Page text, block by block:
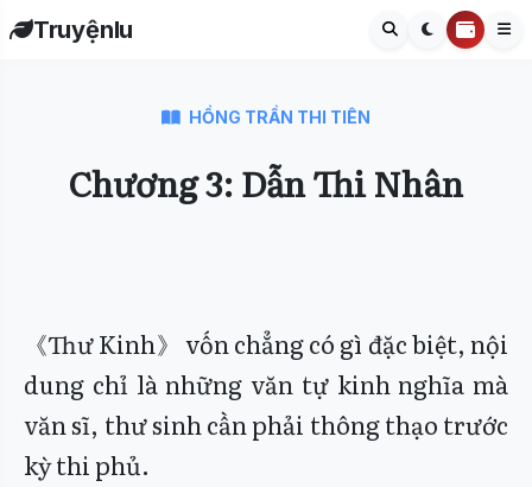
Truyệnlu
HỒNG TRẦN THI TIÊN
Chương 3: Dẫn Thi Nhân
《Thư Kinh》 vốn chẳng có gì đặc biệt, nội
dung chỉ là những văn tự kinh nghĩa mà
văn sĩ, thư sinh cần phải thông thạo trước
kỳ thi phủ.